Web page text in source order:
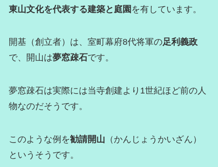
東山文化を代表する建築と庭園 を有しています。
開基（創立者）は、室町幕府8代将軍の足利義政
で、開山は夢窓疎石です。
夢窓疎石は実際には当寺創建より1世紀ほど前の人
物なのだそうです。
このような例を勧請開山 （かんじょうかいざん）
というそうです。